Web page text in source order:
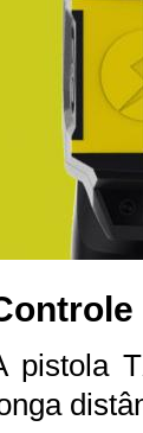
pistola